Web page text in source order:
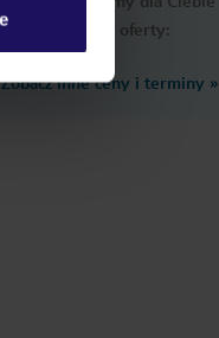
podobne oferty:
Zobacz inne ceny i terminy »